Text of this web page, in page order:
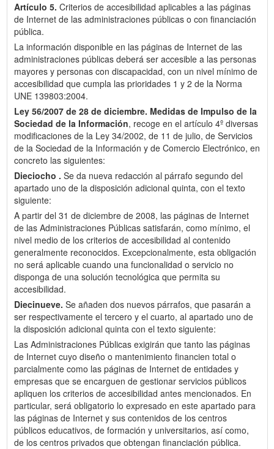
Artículo 5. Criterios de accesibilidad aplicables a las páginas
de Internet de las administraciones públicas o con financiación
pública.
La información disponible en las páginas de Internet de las
administraciones públicas deberá ser accesible a las personas
mayores y personas con discapacidad, con un nivel mínimo de
accesibilidad que cumpla las prioridades 1 y 2 de la Norma
UNE 139803:2004.
Ley 56/2007 de 28 de diciembre. Medidas de Impulso de la
Sociedad de la Información, recoge en el artículo 4º diversas
modificaciones de la Ley 34/2002, de 11 de julio, de Servicios
de la Sociedad de la Información y de Comercio Electrónico, en
concreto las siguientes:
Dieciocho . Se da nueva redacción al párrafo segundo del
apartado uno de la disposición adicional quinta, con el texto
siguiente:
A partir del 31 de diciembre de 2008, las páginas de Internet
de las Administraciones Públicas satisfarán, como mínimo, el
nivel medio de los criterios de accesibilidad al contenido
generalmente reconocidos. Excepcionalmente, esta obligación
no será aplicable cuando una funcionalidad o servicio no
disponga de una solución tecnológica que permita su
accesibilidad.
Diecinueve. Se añaden dos nuevos párrafos, que pasarán a
ser respectivamente el tercero y el cuarto, al apartado uno de
la disposición adicional quinta con el texto siguiente:
Las Administraciones Públicas exigirán que tanto las páginas
de Internet cuyo diseño o mantenimiento financien total o
parcialmente como las páginas de Internet de entidades y
empresas que se encarguen de gestionar servicios públicos
apliquen los criterios de accesibilidad antes mencionados. En
particular, será obligatorio lo expresado en este apartado para
las páginas de Internet y sus contenidos de los centros
públicos educativos, de formación y universitarios, así como,
de los centros privados que obtengan financiación pública.